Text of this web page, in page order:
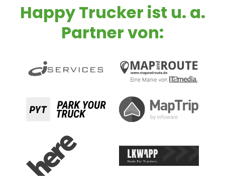
Happy Trucker ist u. a.
Partner von: